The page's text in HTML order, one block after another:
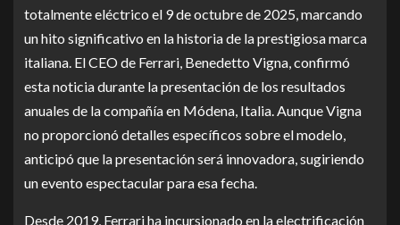
totalmente eléctrico el 9 de octubre de 2025, marcando
un hito significativo en la historia de la prestigiosa marca
italiana. El CEO de Ferrari, Benedetto Vigna, confirmó
esta noticia durante la presentación de los resultados
anuales de la compañía en Módena, Italia. Aunque Vigna
no proporcionó detalles específicos sobre el modelo,
anticipó que la presentación será innovadora, sugiriendo
un evento espectacular para esa fecha.
Desde 2019, Ferrari ha incursionado en la electrificación